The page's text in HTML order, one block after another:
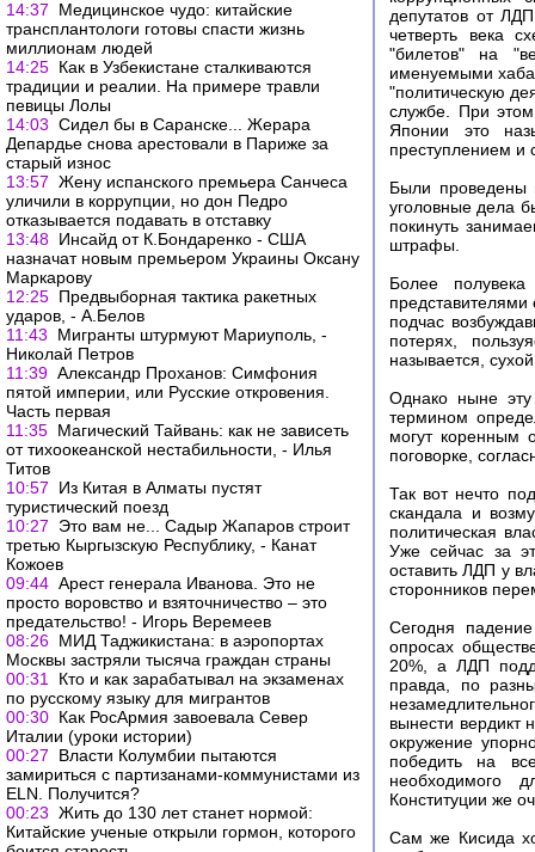
14:37
Медицинское чудо: китайские
трансплантологи готовы спасти жизнь
миллионам людей
14:25 Как в Узбекистане сталкиваются
традиции и реалии. На примере травли
певицы Лолы
14:03 Сидел бы в Саранске... Жерара
Депардье снова арестовали в Париже за
старый износ
13:57 Жену испанского премьера Санчеса
уличили в коррупции, но дон Педро
отказывается подавать в отставку
13:48 Инсайд от К.Бондаренко - США
назначат новым премьером Украины Оксану
Маркарову
12:25 Предвыборная тактика ракетных
ударов, - А.Белов
11:43
Мигранты штурмуют Мариуполь, -
Николай Петров
11:39 Александр Проханов: Симфония
пятой империи, или Русские откровения.
Часть первая
11:35 Магический Тайвань: как не зависеть
от тихоокеанской нестабильности, - Илья
Титов
10:57
Из Китая в Алматы пустят
туристический поезд
10:27
Это вам не... Садыр Жапаров строит
третью Кыргызскую Республику, - Канат
Кожоев
09:44 Арест генерала Иванова. Это не
просто воровство и взяточничество – это
предательство! - Игорь Веремеев
08:26 МИД Таджикистана: в аэропортах
Москвы застряли тысяча граждан страны
00:31
Кто и как зарабатывал на экзаменах
по русскому языку для мигрантов
00:30 Как РосАрмия завоевала Север
Италии (уроки истории)
00:27
Власти Колумбии пытаются
замириться с партизанами-коммунистами из
ELN. Получится?
00:23 Жить до 130 лет станет нормой:
Китайские ученые открыли гормон, которого
депутатов от
четверть века
"билетов" на
именуемыми
"политическую
службе. При
Японии это
преступлением и
Были проведены
уголовные дела
покинуть
штрафы.
Более
представителями
подчас
потерях,
называется,
Однако ныне
термином
могут коренным
поговорке,
Так вот нечто
скандала и
политическая
Уже сейчас за
оставить ЛДП у
сторонников
Сегодня
опросах
20%, а ЛДП
правда, по
вынести вердикт
окружение
победить на
необходимого
Конституции же
Сам же Кисида